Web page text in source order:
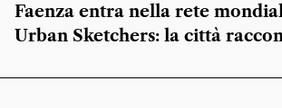
Faenza entra nella rete
Urban Sketchers: la città